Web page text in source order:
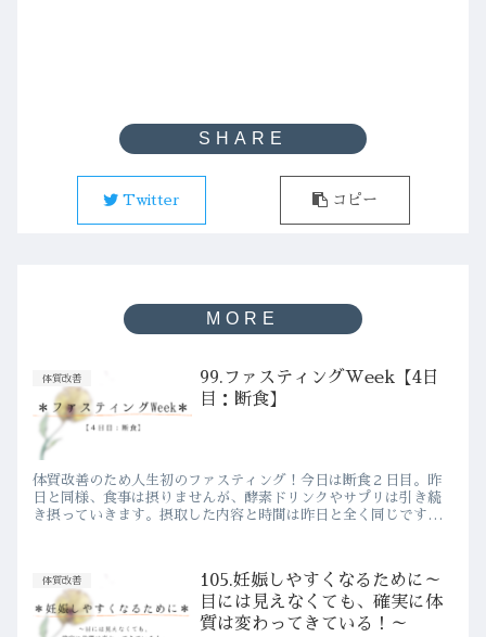
Twitter コピー
体質改善
99.ファスティングWeek【4日
目：断食】
体質改善のため人生初のファスティング！今日は断食２日目。昨
日と同様、食事は摂りませんが、酵素ドリンクやサプリは引き続
き摂っていきます。摂取した内容と時間は昨日と全く同じです。
体質改善
105.妊娠しやすくなるために～
目には見えなくても、確実に体
質は変わってきている！～